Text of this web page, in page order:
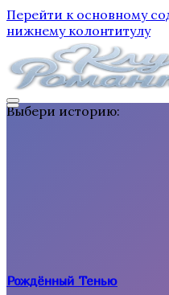
Перейти к основному
нижнему колонтитулу
Выбери историю:
Рождённый Тенью